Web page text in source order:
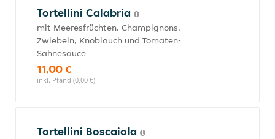
Tortellini Calabria
mit Meeresfrüchten, Champignons,
Zwiebeln, Knoblauch und Tomaten-
Sahnesauce
11,00 €
inkl. Pfand (0,00 €)
Tortellini Boscaiola